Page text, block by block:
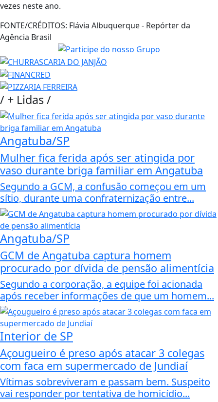
vezes neste ano.
FONTE/CRÉDITOS: Flávia Albuquerque - Repórter da
Agência Brasil
/ + Lidas/
Angatuba/SP
Mulher fica ferida após ser atingida por
vaso durante briga familiar em Angatuba
Segundo a GCM, a confusão começou em um
sítio, durante uma confraternização entre...
Angatuba/SP
GCM de Angatuba captura homem
procurado por dívida de pensão alimentícia
Segundo a corporação, a equipe foi acionada
após receber informações de que um homem...
Interior de SP
Açougueiro é preso após atacar 3 colegas
com faca em supermercado de Jundiaí
Vítimas sobreviveram e passam bem. Suspeito
vai responder por tentativa de homicídio...